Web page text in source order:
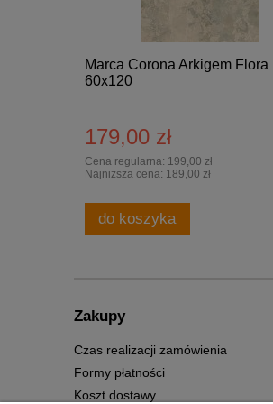
Marca Corona Arkigem Flora
60x120
179,00 zł
Cena regularna: 199,00 zł
Najniższa cena: 189,00 zł
do koszyka
Zakupy
Czas realizacji zamówienia
Formy płatności
Koszt dostawy